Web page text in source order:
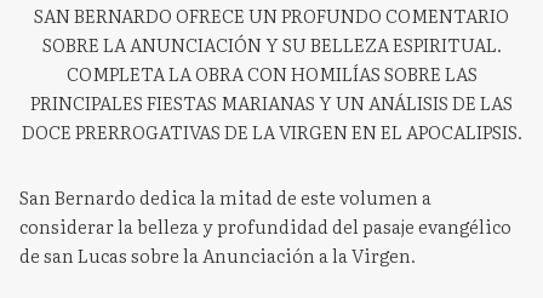
SAN BERNARDO OFRECE UN PROFUNDO COMENTARIO
SOBRE LA ANUNCIACIÓN Y SU BELLEZA ESPIRITUAL.
COMPLETA LA OBRA CON HOMILÍAS SOBRE LAS
PRINCIPALES FIESTAS MARIANAS Y UN ANÁLISIS DE LAS
DOCE PRERROGATIVAS DE LA VIRGEN EN EL APOCALIPSIS.
San Bernardo dedica la mitad de este volumen a
considerar la belleza y profundidad del pasaje evangélico
de san Lucas sobre la Anunciación a la Virgen.